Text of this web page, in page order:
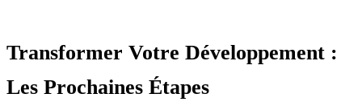
Transformer Votre Développement :
Les Prochaines Étapes